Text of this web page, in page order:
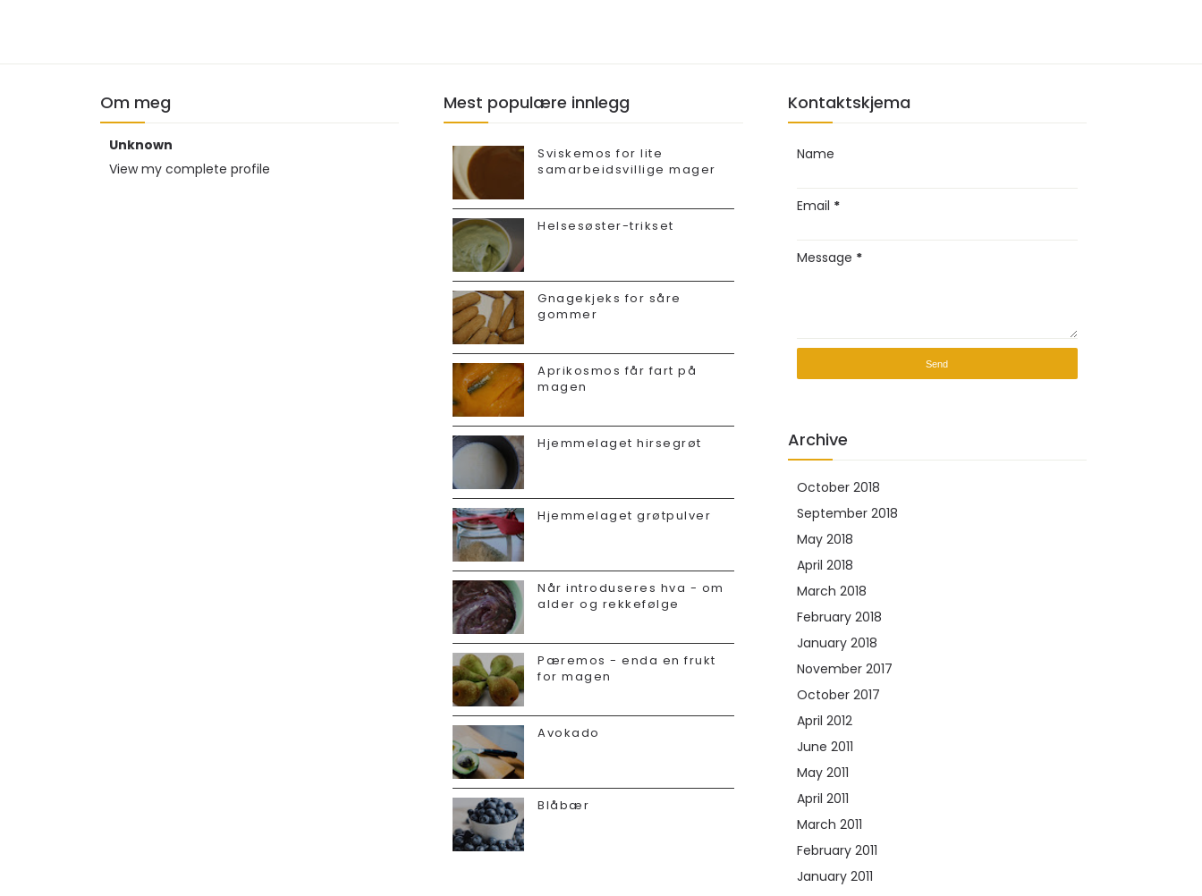
Om meg
Unknown
View my complete profile
Mest populære innlegg
Sviskemos for lite
samarbeidsvillige mager
Helsesøster-trikset
Gnagekjeks for såre
gommer
Aprikosmos får fart på
magen
Hjemmelaget hirsegrøt
Hjemmelaget grøtpulver
Når introduseres hva - om
alder og rekkefølge
Pæremos - enda en frukt
for magen
Avokado
Blåbær
Kontaktskjema
Name
Email *
Message *
Archive
October 2018
September 2018
May 2018
April 2018
March 2018
February 2018
January 2018
November 2017
October 2017
April 2012(1)
June 2011
May 2011
April 2011
March 2011
February 2011
January 2011